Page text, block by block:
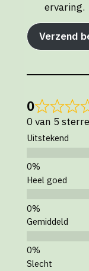
ervaring.
Verzend
0
0 van 5
Uitstekend
Heel goed
Gemiddeld
Slecht